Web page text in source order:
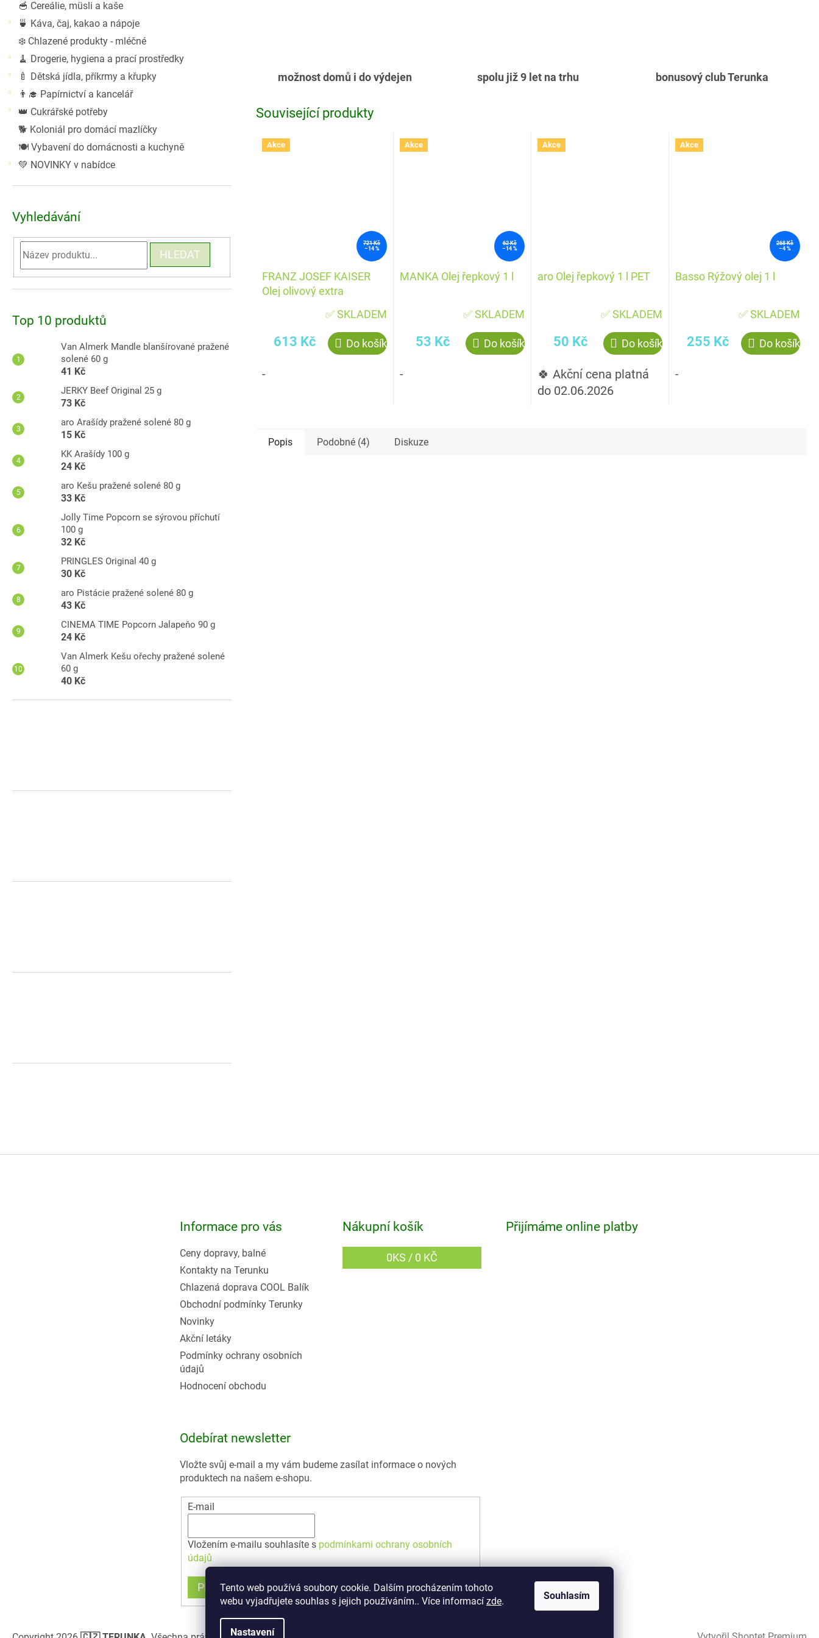
Tento web používá soubory cookie. Dalším procházením tohoto
webu vyjadřujete souhlas s jejich používáním.. Více informací zde.
Nastavení
Souhlasím
🥣 Cereálie, müsli a kaše
🍵 Káva, čaj, kakao a nápoje
❄️ Chlazené produkty - mléčné
🧹 Drogerie, hygiena a prací prostředky
🍼 Dětská jídla, příkrmy a křupky
👨‍🎓 Papírnictví a kancelář
👑 Cukrářské potřeby
🐕 Koloniál pro domácí mazlíčky
🍽️ Vybavení do domácnosti a kuchyně
💚 NOVINKY v nabídce
Vyhledávání
HLEDAT
Top 10 produktů
Van Almerk Mandle blanšírované pražené
solené 60 g
41 Kč
JERKY Beef Original 25 g
73 Kč
aro Arašídy pražené solené 80 g
15 Kč
KK Arašídy 100 g
24 Kč
aro Kešu pražené solené 80 g
33 Kč
Jolly Time Popcorn se sýrovou příchutí
100 g
32 Kč
PRINGLES Original 40 g
30 Kč
aro Pistácie pražené solené 80 g
43 Kč
CINEMA TIME Popcorn Jalapeňo 90 g
24 Kč
Van Almerk Kešu ořechy pražené solené
60 g
40 Kč
možnost domů i do výdejen spolu již 9 let na trhu bonusový club Terunka
Související produkty
Akce
721 Kč
–14 %
FRANZ JOSEF KAISER
Olej olivový extra
✅ SKLADEM
613 Kč Do košíku
-
Akce
62 Kč
–14 %
MANKA Olej řepkový 1 l
✅ SKLADEM
53 Kč Do košíku
-
Akce
aro Olej řepkový 1 l PET
✅ SKLADEM
50 Kč Do košíku
🍀 Akční cena platná
do 02.06.2026
Akce
268 Kč
–4 %
Basso Rýžový olej 1 l
✅ SKLADEM
255 Kč Do košíku
-
Popis Podobné (4) Diskuze
Informace pro vás
Ceny dopravy, balné
Kontakty na Terunku
Chlazená doprava COOL Balík
Obchodní podmínky Terunky
Novinky
Akční letáky
Podmínky ochrany osobních
údajů
Hodnocení obchodu
Nákupní košík
0KS / 0 KČ
Přijímáme online platby
Odebírat newsletter
Vložte svůj e-mail a my vám budeme zasílat informace o nových
produktech na našem e-shopu.
E-mail
Vložením e-mailu souhlasíte s podmínkami ochrany osobních
údajů
PŘIHLÁSIT SE